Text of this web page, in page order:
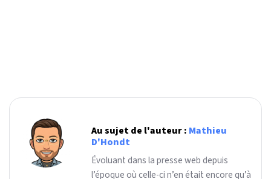
Au sujet de l'auteur : Mathieu
D'Hondt
Évoluant dans la presse web depuis
l’époque où celle-ci n’en était encore qu’à